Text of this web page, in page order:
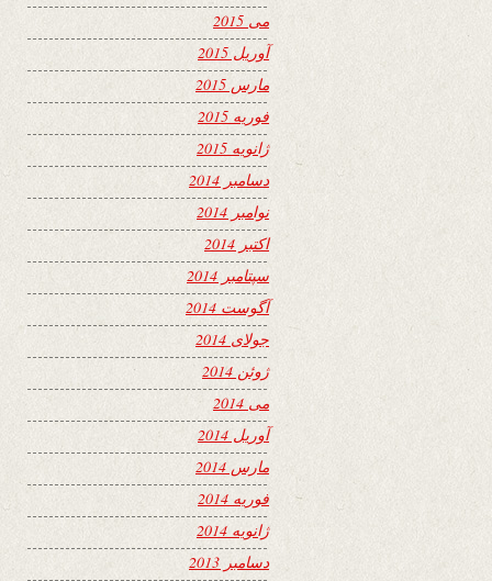
می 2015
آوریل 2015
مارس 2015
فوریه 2015
ژانویه 2015
دسامبر 2014
نوامبر 2014
اکتبر 2014
سپتامبر 2014
آگوست 2014
جولای 2014
ژوئن 2014
می 2014
آوریل 2014
مارس 2014
فوریه 2014
ژانویه 2014
دسامبر 2013